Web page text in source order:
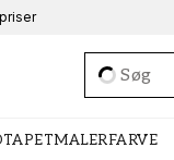
Loading…
MALERFARVE